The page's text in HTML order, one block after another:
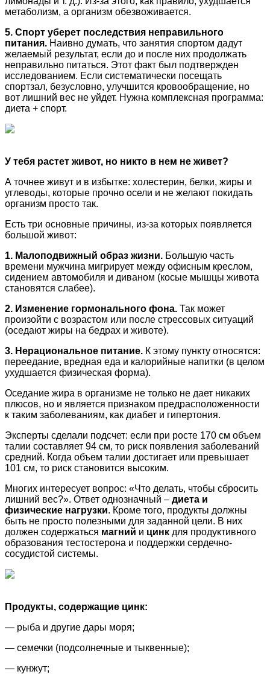
метаболизм, а организм обезвоживается.
5. Спорт уберет последствия неправильного
питания. Наивно думать, что занятия спортом дадут
желаемый результат, если до и после них продолжать
неправильно питаться. Этот факт был подтвержден
исследованием. Если систематически посещать
спортзал, безусловно, улучшится кровообращение, но
вот лишний вес не уйдет. Нужна комплексная программа:
диета + спорт.
У тебя растет живот, но никто в нем не живет?
А точнее живут и в избытке: холестерин, белки, жиры и
углеводы, которые прочно осели и не желают покидать
организм просто так.
Есть три основные причины, из-за которых появляется
большой живот:
1. Малоподвижный образ жизни. Большую часть
времени мужчина мигрирует между офисным креслом,
сидением автомобиля и диваном (косые мышцы живота
становятся слабее).
2. Изменение гормонального фона. Так может
произойти с возрастом или после стрессовых ситуаций
(оседают жиры на бедрах и животе).
3. Нерациональное питание. К этому пункту относятся:
переедание, вредная еда и калорийные напитки (в целом
ухудшается физическая форма).
Оседание жира в организме не только не дает никаких
плюсов, но и является признаком предрасположенности
к таким заболеваниям, как диабет и гипертония.
Эксперты сделали подсчет: если при росте 170 см объем
талии составляет 94 см, то риск появления заболеваний
средний. Когда объем талии достигает или превышает
101 см, то риск становится высоким.
Многих интересует вопрос: «Что делать, чтобы сбросить
лишний вес?». Ответ однозначный – диета и
физические нагрузки. Кроме того, продукты должны
быть не просто полезными для заданной цели. В них
должен содержаться магний и цинк для продуктивного
образования тестостерона и поддержки сердечно-
сосудистой системы.
Продукты, содержащие цинк:
— рыба и другие дары моря;
— семечки (подсолнечные и тыквенные);
— кунжут;